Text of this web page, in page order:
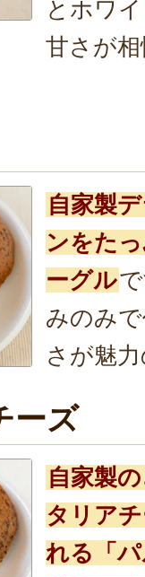
とホワ
甘さが
自家製
ンをた
ーグル
みのみ
さが魅
ーズ
自家製
タリア
れる「